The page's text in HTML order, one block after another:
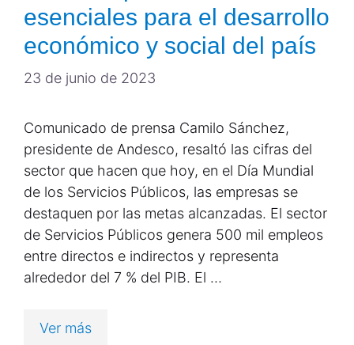
esenciales para el desarrollo
económico y social del país
23 de junio de 2023
Comunicado de prensa Camilo Sánchez,
presidente de Andesco, resaltó las cifras del
sector que hacen que hoy, en el Día Mundial
de los Servicios Públicos, las empresas se
destaquen por las metas alcanzadas. El sector
de Servicios Públicos genera 500 mil empleos
entre directos e indirectos y representa
alrededor del 7 % del PIB. El …
Ver más